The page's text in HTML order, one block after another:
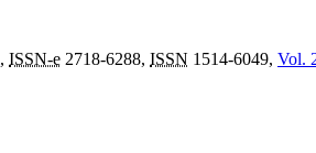
, ISSN-e 2718-6288, ISSN 1514-6049, Vol.